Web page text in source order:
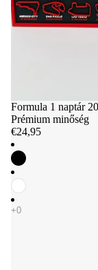
Formula 1 naptár
Prémium minőség
€24,95